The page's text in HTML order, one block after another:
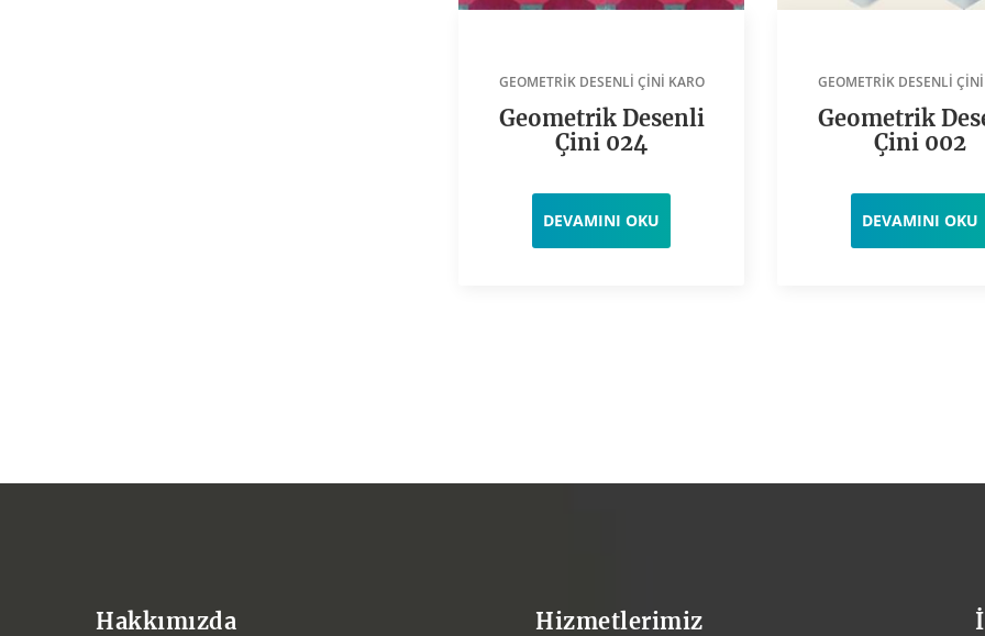
GEOMETRIK DESENLI ÇINI KARO
Geometrik Desenli
Çini 024
DEVAMINI OKU
GEOMETRIK DESENLI
Geometrik
Çini 002
DEVAMINI OKU
Hakkımızda Hizmetlerimiz